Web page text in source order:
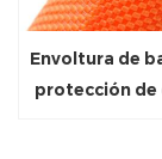
Envoltura de
protección de